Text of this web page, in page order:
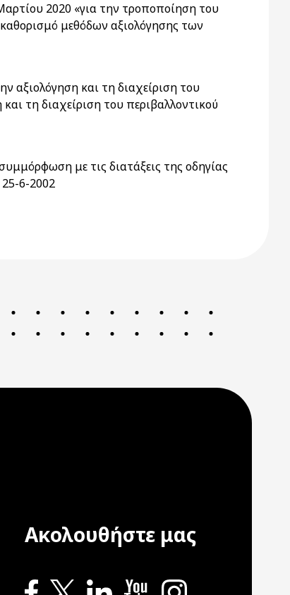
2020 «για την τροποποίηση του
μεθόδων αξιολόγησης των
αξιολόγηση και τη διαχείριση του
τη διαχείριση του περιβαλλοντικού
με τις διατάξεις της οδηγίας
6-2002
Ακολουθήστε μας